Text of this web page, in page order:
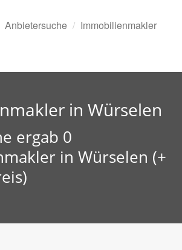
Anbietersuche
Immobilienmakler
in Würselen
ergab 0
in Würselen (+